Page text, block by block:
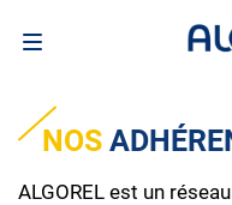
contenu
principal
NOS
ALGOREL est un